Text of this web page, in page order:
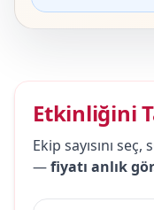
Etkinliğini
Ekip sayısını
—fiyatı anlık